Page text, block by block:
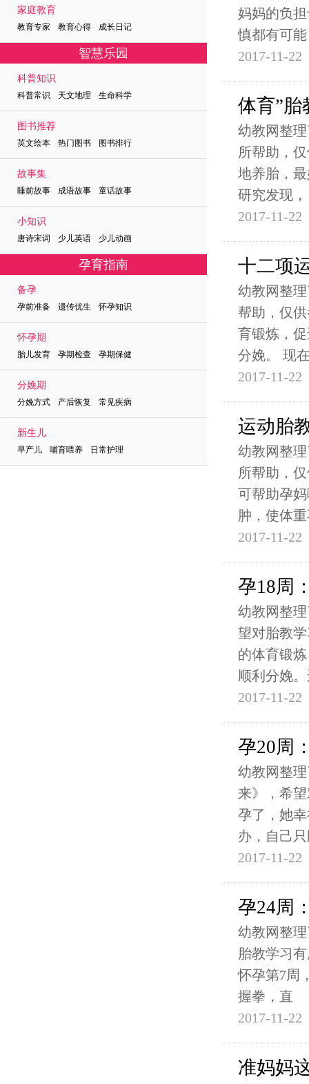
家庭教育
教育专家 教育心得 成长日记
智慧乐园
科普知识
科普常识 天文地理 生命科学
图书推荐
英文绘本 热门图书 图书排行
故事集
睡前故事 成语故事 童话故事
小知识
唐诗宋词 少儿英语 少儿动画
孕育指南
备孕
孕前准备 遗传优生 怀孕知识
怀孕期
胎儿发育 孕期检查 孕期保健
分娩期
分娩方式 产后恢复 常见疾病
新生儿
早产儿 哺育喂养 日常护理
妈妈的负
慎都有可能
2017-11-22
体育”胎
幼教网整
所帮助，
地养胎，
研究发现，
2017-11-22
十二项
幼教网整
帮助，仅
育锻炼，
分娩。 现
2017-11-22
运动胎
幼教网整
所帮助，
可帮助孕
肿，使体
2017-11-22
孕18周
幼教网整
望对胎教
的体育锻
顺利分娩
2017-11-22
孕20周
幼教网整
来》，希
孕了，她
办，自己
2017-11-22
孕24周
幼教网整
胎教学习
怀孕第7周
握拳，直
2017-11-22
准妈妈